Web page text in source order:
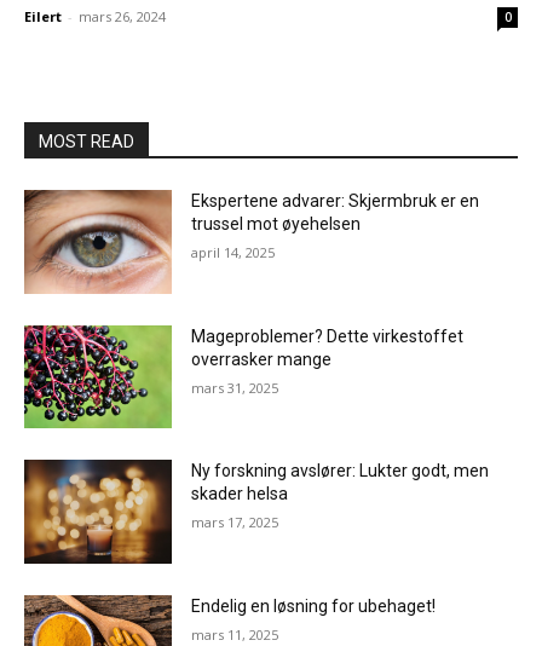
Eilert - mars 26, 2024 0
MOST READ
Ekspertene advarer: Skjermbruk er en
trussel mot øyehelsen
april 14, 2025
Mageproblemer? Dette virkestoffet
overrasker mange
mars 31, 2025
Ny forskning avslører: Lukter godt, men
skader helsa
mars 17, 2025
Endelig en løsning for ubehaget!
mars 11, 2025